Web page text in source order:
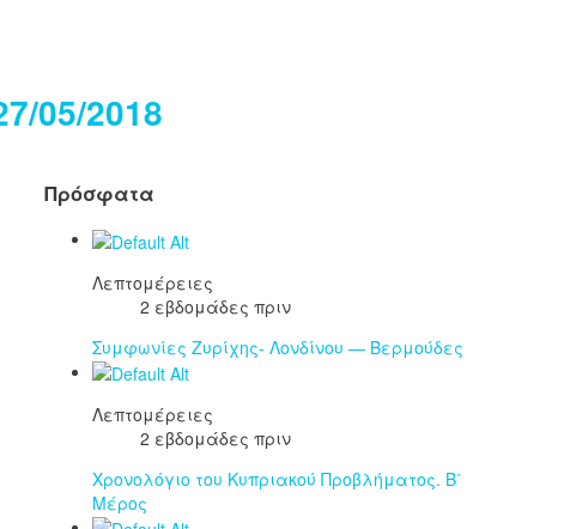
05/2018
Πρόσφατα
Λεπτομέρειες
2 εβδομάδες πριν
Συμφωνίες Ζυρίχης- Λονδίνου — Βερμούδες
Λεπτομέρειες
2 εβδομάδες πριν
Χρονολόγιο του Κυπριακού Προβλήματος. Β΄
Μέρος